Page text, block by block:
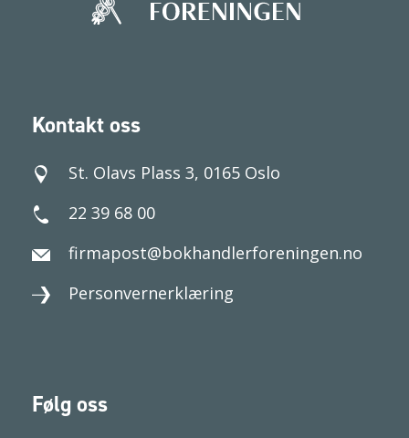
Kontakt oss
St. Olavs Plass 3, 0165 Oslo
22 39 68 00
firmapost@bokhandlerforeningen.no
Personvernerklæring
Følg oss